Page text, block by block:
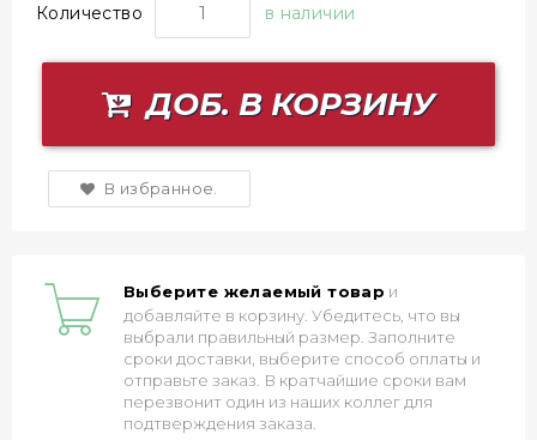
Количество в наличии
ДОБ. В КОРЗИНУ
В избранное.
Выберите желаемый товар и
добавляйте в корзину. Убедитесь, что вы
выбрали правильный размер. Заполните
сроки доставки, выберите способ оплаты и
отправьте заказ. В кратчайшие сроки вам
перезвонит один из наших коллег для
подтверждения заказа.